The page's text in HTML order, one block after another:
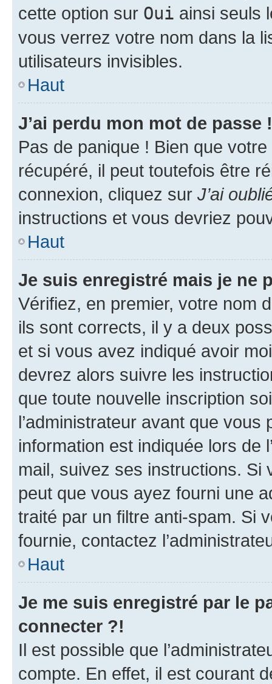
cette option sur Oui ainsi seuls
vous verrez votre nom dans la
utilisateurs invisibles.
Haut
J’ai perdu mon mot de passe !
Pas de panique ! Bien que
récupéré, il peut toutefois être
connexion, cliquez sur J’ai
instructions et vous devriez
Haut
Je suis enregistré mais je ne
Vérifiez, en premier, votre nom
ils sont corrects, il y a deux
et si vous avez indiqué avoir
devrez alors suivre les
que toute nouvelle inscription
l’administrateur avant que
information est indiquée lors de
mail, suivez ses instructions. Si
peut que vous ayez fourni une
traité par un filtre anti-spam. Si
fournie, contactez
Haut
Je me suis enregistré par le
connecter ?!
Il est possible que
compte. En effet, il est courant